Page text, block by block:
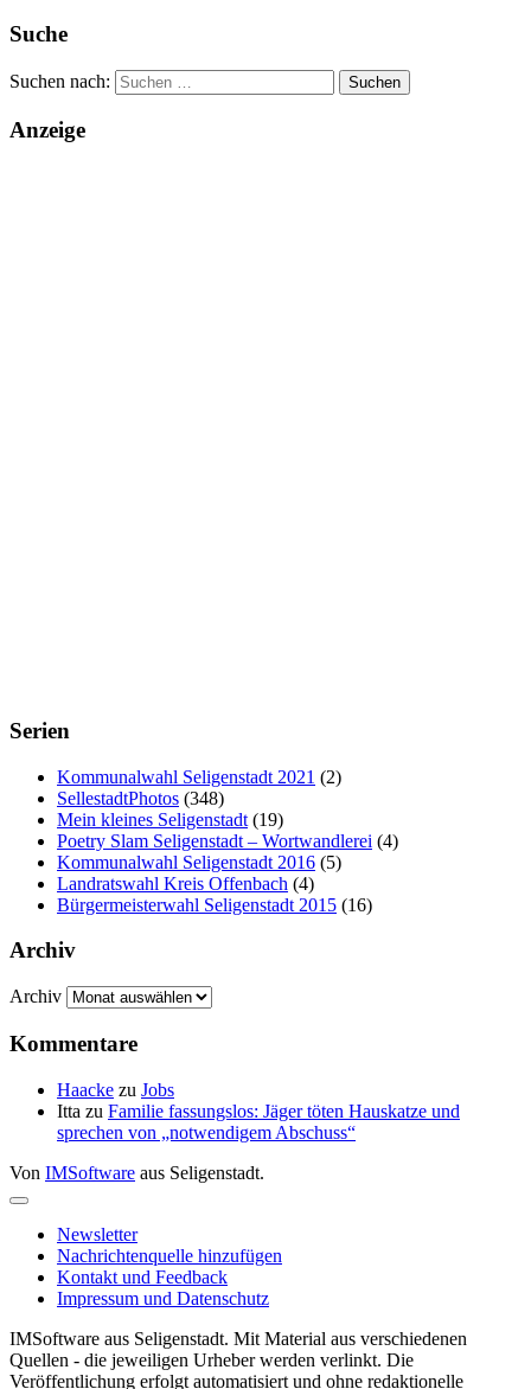
Suche
Suchen nach:
Anzeige
Serien
Kommunalwahl Seligenstadt 2021 (2)
SellestadtPhotos (348)
Mein kleines Seligenstadt (19)
Poetry Slam Seligenstadt – Wortwandlerei (4)
Kommunalwahl Seligenstadt 2016 (5)
Landratswahl Kreis Offenbach (4)
Bürgermeisterwahl Seligenstadt 2015 (16)
Archiv
Archiv
Kommentare
Haacke zu Jobs
Itta zu Familie fassungslos: Jäger töten Hauskatze und
sprechen von „notwendigem Abschuss“
Von IMSoftware aus Seligenstadt.
Newsletter
Nachrichtenquelle hinzufügen
Kontakt und Feedback
Impressum und Datenschutz
IMSoftware aus Seligenstadt. Mit Material aus verschiedenen
Quellen - die jeweiligen Urheber werden verlinkt. Die
Veröffentlichung erfolgt automatisiert und ohne redaktionelle